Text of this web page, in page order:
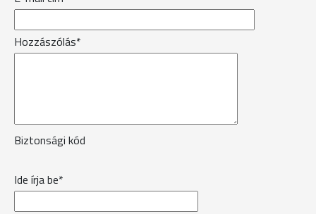
Hozzászólás*
Biztonsági kód
Ide írja be*